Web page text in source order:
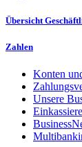
Übersicht
Zahlen
Konten
Unsere